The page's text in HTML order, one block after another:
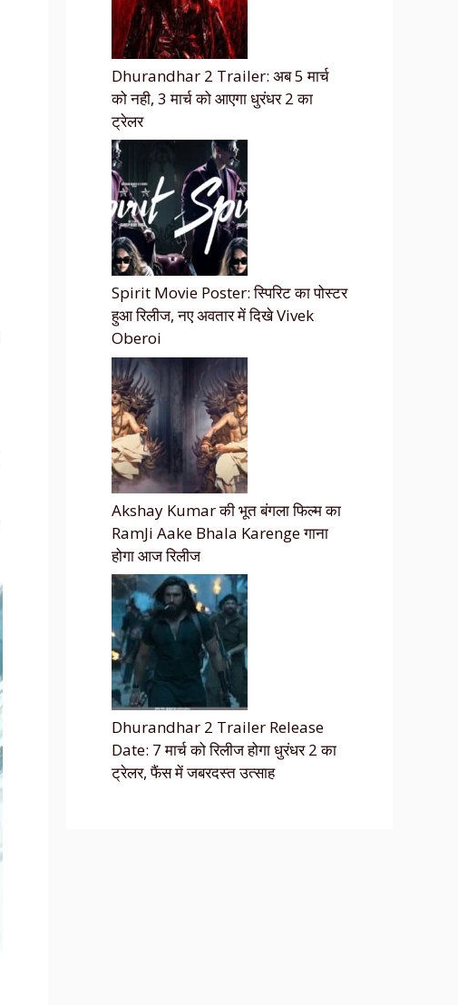
Dhurandhar 2 Trailer: अब 5 मार्च
को नही, 3 मार्च को आएगा धुरंधर 2 का
ट्रेलर
Spirit Movie Poster: स्पिरिट का पोस्टर
हुआ रिलीज, नए अवतार में दिखे Vivek
Oberoi
Akshay Kumar की भूत बंगला फिल्म का
RamJi Aake Bhala Karenge गाना
होगा आज रिलीज
Dhurandhar 2 Trailer Release
Date: 7 मार्च को रिलीज होगा धुरंधर 2 का
ट्रेलर, फैंस में जबरदस्त उत्साह